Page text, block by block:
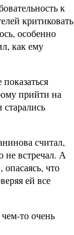
к
критиковать
особенно
как ему
прийти на
считал,
не встречал. А
что
ей все
то очень